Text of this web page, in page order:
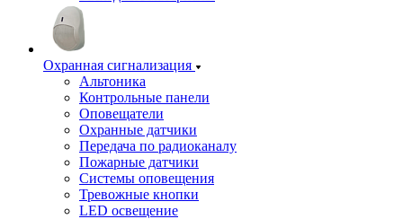
Охранная сигнализация
Альтоника
Контрольные панели
Оповещатели
Охранные датчики
Передача по радиоканалу
Пожарные датчики
Системы оповещения
Тревожные кнопки
LED освещение